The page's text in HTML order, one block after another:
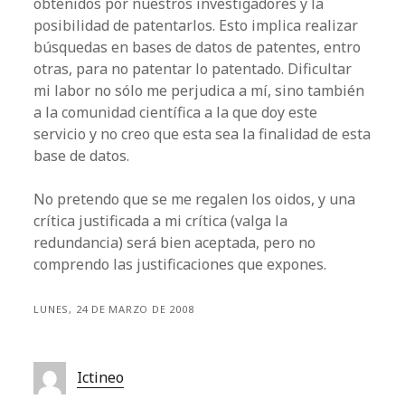
posibilidad de patentarlos. Esto implica realizar
búsquedas en bases de datos de patentes, entro
otras, para no patentar lo patentado. Dificultar
mi labor no sólo me perjudica a mí, sino también
a la comunidad científica a la que doy este
servicio y no creo que esta sea la finalidad de esta
base de datos.
No pretendo que se me regalen los oidos, y una
crítica justificada a mi crítica (valga la
redundancia) será bien aceptada, pero no
comprendo las justificaciones que expones.
LUNES, 24 DE MARZO DE 2008
Ictineo